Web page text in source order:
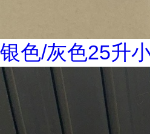
银色/灰色25升